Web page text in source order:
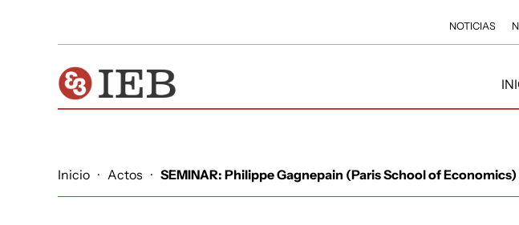
NOTICIAS
Inicio · Actos · SEMINAR: Philippe Gagnepain (Paris School of Economics)